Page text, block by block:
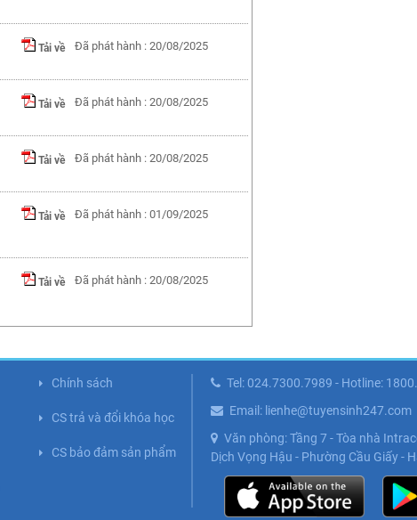
Tải về Đã phát hành : 20/08/2025
Tải về Đã phát hành : 20/08/2025
Tải về Đã phát hành : 20/08/2025
Tải về Đã phát hành : 01/09/2025
Tải về Đã phát hành : 20/08/2025
Chính sách
CS trả và đổi khóa học
CS bảo đảm sản phẩm
Tel: 024.7300.7989 - Hotline:
Email: lienhe@tuyensinh247.com
Văn phòng: Tầng 7 - Tòa nhà
Dịch Vọng Hậu - Phường Cầu Giấy -